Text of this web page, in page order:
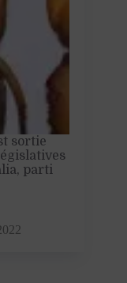
sortie
parti